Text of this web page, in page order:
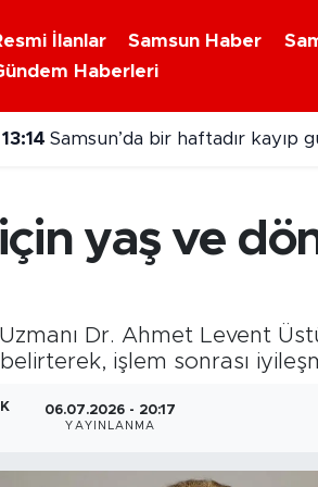
İlanlar Samsun Haber
Haberleri
13:14 Samsun’da bir haftadır
yaş ve
Dr. Ahmet Levent
işlem sonrası
06.07.2026 - 20:17
YAYINLANMA